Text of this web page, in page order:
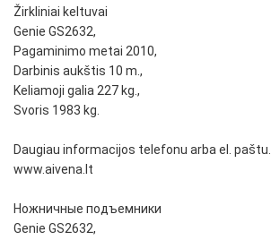
Žirkliniai keltuvai
Genie GS2632,
Pagaminimo metai 2010,
Darbinis aukštis 10 m.,
Keliamoji galia 227 kg.,
Svoris 1983 kg.
Daugiau informacijos telefonu arba el. paštu.
www.aivena.lt
Ножничные подъемники
Genie GS2632,